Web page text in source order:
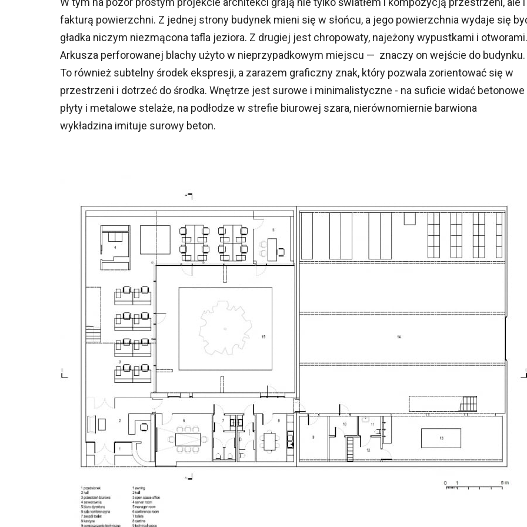
fakturą powierzchni. Z jednej strony budynek mieni się w słońcu, a jego powierzchnia wydaje się
gładka niczym niezmącona tafla jeziora. Z drugiej jest chropowaty, najeżony wypustkami i otworami.
Arkusza perforowanej blachy użyto w nieprzypadkowym miejscu — znaczy on wejście do budynku.
To również subtelny środek ekspresji, a zarazem graficzny znak, który pozwala zorientować się w
przestrzeni i dotrzeć do środka. Wnętrze jest surowe i minimalistyczne - na suficie widać betonowe
płyty i metalowe stelaże, na podłodze w strefie biurowej szara, nierównomiernie barwiona
wykładzina imituje surowy beton.